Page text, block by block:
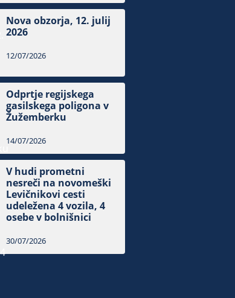
Nova obzorja, 12. julij
2026
12/07/2026
Odprtje regijskega
gasilskega poligona v
Žužemberku
14/07/2026
V hudi prometni
nesreči na novomeški
Levičnikovi cesti
udeležena 4 vozila, 4
osebe v bolnišnici
30/07/2026